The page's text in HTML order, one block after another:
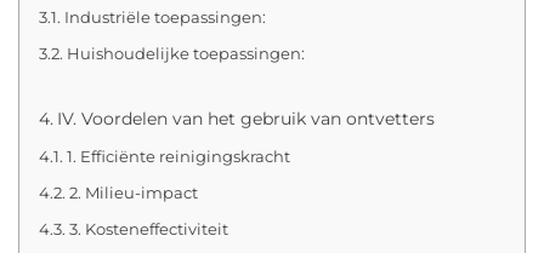
Industriële toepassingen:
Huishoudelijke toepassingen:
IV. Voordelen van het gebruik van ontvetters
1. Efficiënte reinigingskracht
2. Milieu-impact
3. Kosteneffectiviteit